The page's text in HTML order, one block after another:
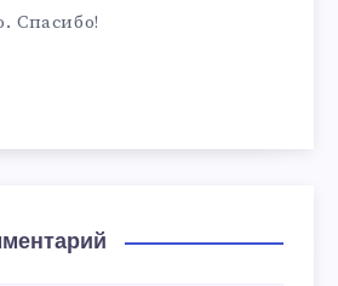
Спасибо!